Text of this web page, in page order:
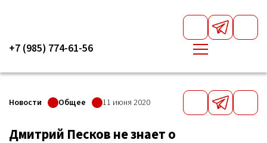
+7 (985) 774-61-56
Новости Общее 11 июня 2020
Дмитрий Песков не знает о